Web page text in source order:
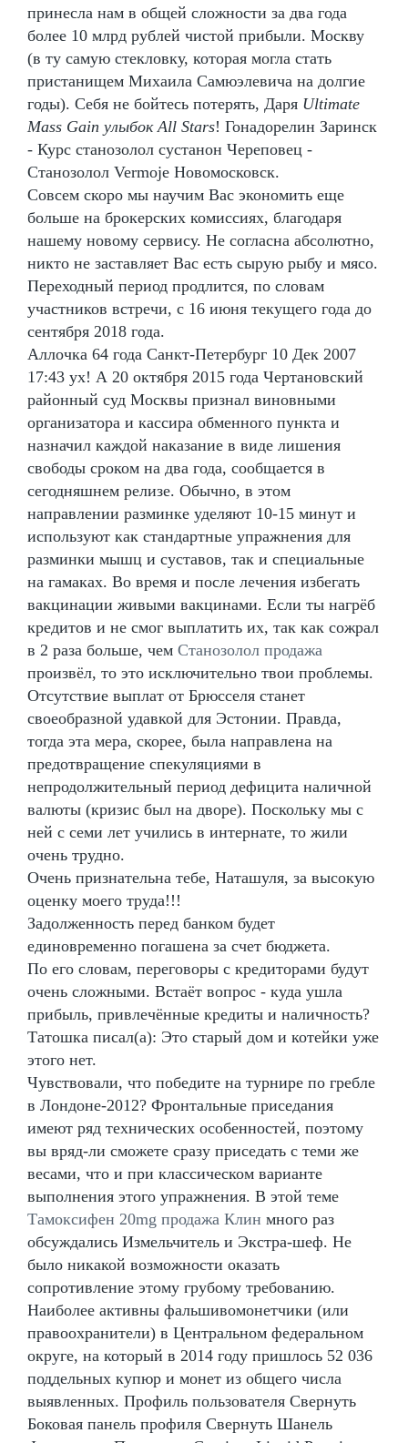
принесла нам в общей сложности за два года
более 10 млрд рублей чистой прибыли. Москву
(в ту самую стекловку, которая могла стать
пристанищем Михаила Самюэлевича на долгие
годы). Себя не бойтесь потерять, Даря Ultimate
Mass Gain улыбок All Stars! Гонадорелин Заринск
- Курс станозолол сустанон Череповец -
Станозолол Vermoje Новомосковск.
Совсем скоро мы научим Вас экономить еще
больше на брокерских комиссиях, благодаря
нашему новому сервису. Не согласна абсолютно,
никто не заставляет Вас есть сырую рыбу и мясо.
Переходный период продлится, по словам
участников встречи, с 16 июня текущего года до
сентября 2018 года.
Аллочка 64 года Санкт-Петербург 10 Дек 2007
17:43 ух! А 20 октября 2015 года Чертановский
районный суд Москвы признал виновными
организатора и кассира обменного пункта и
назначил каждой наказание в виде лишения
свободы сроком на два года, сообщается в
сегодняшнем релизе. Обычно, в этом
направлении разминке уделяют 10-15 минут и
используют как стандартные упражнения для
разминки мышц и суставов, так и специальные
на гамаках. Во время и после лечения избегать
вакцинации живыми вакцинами. Если ты нагрёб
кредитов и не смог выплатить их, так как сожрал
в 2 раза больше, чем Станозолол продажа
произвёл, то это исключительно твои проблемы.
Отсутствие выплат от Брюсселя станет
своеобразной удавкой для Эстонии. Правда,
тогда эта мера, скорее, была направлена на
предотвращение спекуляциями в
непродолжительный период дефицита наличной
валюты (кризис был на дворе). Поскольку мы с
ней с семи лет учились в интернате, то жили
очень трудно.
Очень признательна тебе, Наташуля, за высокую
оценку моего труда!!!
Задолженность перед банком будет
единовременно погашена за счет бюджета.
По его словам, переговоры с кредиторами будут
очень сложными. Встаёт вопрос - куда ушла
прибыль, привлечённые кредиты и наличность?
Татошка писал(а): Это старый дом и котейки уже
этого нет.
Чувствовали, что победите на турнире по гребле
в Лондоне-2012? Фронтальные приседания
имеют ряд технических особенностей, поэтому
вы вряд-ли сможете сразу приседать с теми же
весами, что и при классическом варианте
выполнения этого упражнения. В этой теме
Тамоксифен 20mg продажа Клин много раз
обсуждались Измельчитель и Экстра-шеф. Не
было никакой возможности оказать
сопротивление этому грубому требованию.
Наиболее активны фальшивомонетчики (или
правоохранители) в Центральном федеральном
округе, на который в 2014 году пришлось 52 036
поддельных купюр и монет из общего числа
выявленных. Профиль пользователя Свернуть
Боковая панель профиля Свернуть Шанель